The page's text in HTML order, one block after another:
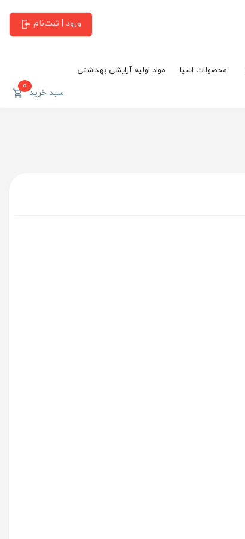
ورود | ثبت‌نام
محصولات اسپا مواد اولیه آرایشی بهداشتی
سبد خرید0